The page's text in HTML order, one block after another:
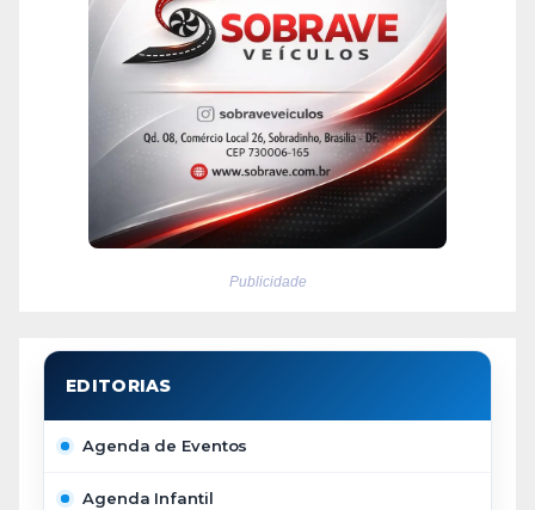
Publicidade
Agenda de Eventos
Agenda Infantil